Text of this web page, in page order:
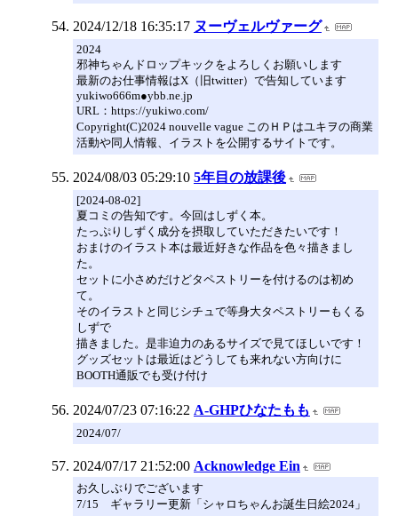
2024/12/18 16:35:17 ヌーヴェルヴァーグ
2024
邪神ちゃんドロップキックをよろしくお願いします
最新のお仕事情報はX（旧twitter）で告知しています
yukiwo666m●ybb.ne.jp
URL：https://yukiwo.com/
Copyright(C)2024 nouvelle vague このＨＰはユキヲの商業
活動や同人情報、イラストを公開するサイトです。
2024/08/03 05:29:10 5年目の放課後
[2024-08-02]
夏コミの告知です。今回はしずく本。
たっぷりしずく成分を摂取していただきたいです！
おまけのイラスト本は最近好きな作品を色々描きまし
た。
セットに小さめだけどタペストリーを付けるのは初め
て。
そのイラストと同じシチュで等身大タペストリーもくる
しずで
描きました。是非迫力のあるサイズで見てほしいです！
グッズセットは最近はどうしても来れない方向けに
BOOTH通販でも受け付け
2024/07/23 07:16:22 A-GHPひなたもも
2024/07/
2024/07/17 21:52:00 Acknowledge Ein
お久しぶりでございます
7/15 ギャラリー更新「シャロちゃんお誕生日絵2024」